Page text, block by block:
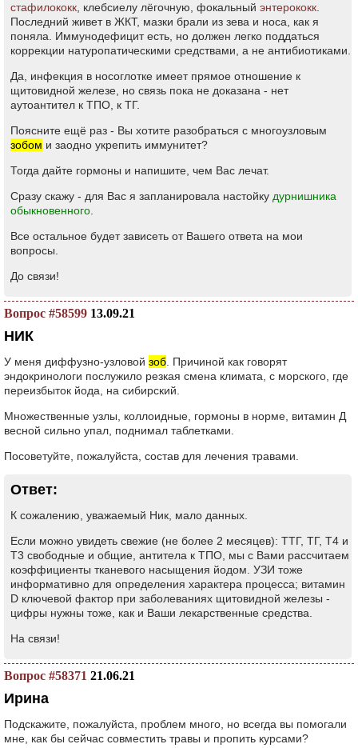
стафилококк , клебсиелу лёгочную, фокальный энтерококк
Последний живет в ЖКТ, мазки брали из зева и носа, как я
поняла. Иммунодефицит есть, но должен легко поддаться
коррекции натуропатическими средствами, а не антибиотиками.
Да, инфекция в носоглотке имеет прямое отношение к
щитовидной железе, но связь пока не доказана - нет
аутоантител к ТПО, к ТГ.
Поясните ещё раз - Вы хотите разобраться с многоузловым
зобом и заодно укрепить иммунитет?
Тогда дайте гормоны и напишите, чем Вас лечат.
Сразу скажу - для Вас я запланировала настойку дурнишника
обыкновенного
Все остальное будет зависеть от Вашего ответа на мои
вопросы.
До связи!
Вопрос #58599 13.09.21
НИК
У меня диффузно-узловой зоб . Причиной как говорят
эндокринологи послужило резкая смена климата, с морского, где
переизбыток йода, на сибирский.
Множественные узлы, коллоидные, гормоны в норме, витамин Д
весной сильно упал, поднимал таблетками.
Посоветуйте, пожалуйста, состав для лечения травами.
Ответ:
К сожалению, уважаемый Ник, мало данных.
Если можно увидеть свежие (не более 2 месяцев): ТТГ, ТГ, Т4 и
Т3 свободные и общие, антитела к ТПО, мы с Вами рассчитаем
коэффициенты тканевого насыщения йодом. УЗИ тоже
информативно для определения характера процесса; витамин
D ключевой фактор при заболеваниях щитовидной железы -
цифры нужны тоже, как и Ваши лекарственные средства.
На связи!
Вопрос #58371 21.06.21
Ирина
Подскажите, пожалуйста, проблем много, но всегда вы помогали
мне, как бы сейчас совместить травы и пропить курсами?